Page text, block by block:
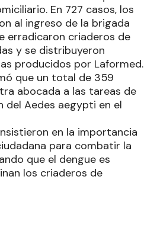
En 727 casos, los
al ingreso de la brigada
erradicaron criaderos de
y se distribuyeron
producidos por Laformed.
que un total de 359
abocada a las tareas de
del Aedes aegypti en el
en la importancia
para combatir la
que el dengue es
los criaderos de